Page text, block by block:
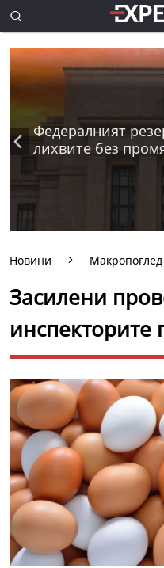
Федералният
лихвите без
Новини Макропоглед
Засилени
инспекторите